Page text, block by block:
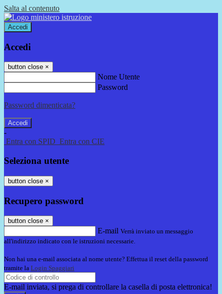
Salta al contenuto
Accedi
Accedi
button close ×
Nome Utente
Password
Password dimenticata?
-
Entra con SPID Entra con CIE
Seleziona utente
button close ×
Recupero password
button close ×
E-mail Verrà inviato un messaggio
all'indirizzo indicato con le istruzioni necessarie.
Non hai una e-mail associata al nome utente? Effettua il reset della password
tramite la Login Spaggiari
E-mail inviata, si prega di controllare la casella di posta elettronica!